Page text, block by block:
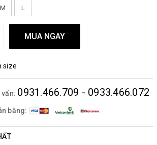
M L
MUA NGAY
size
0931.466.709 - 0933.466.072
bằng: